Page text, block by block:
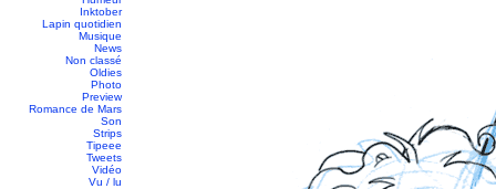
Inktober
Lapin quotidien
Musique
News
Non classé
Oldies
Photo
Preview
Romance de Mars
Son
Strips
Tipeee
Tweets
Vidéo
Vu / lu